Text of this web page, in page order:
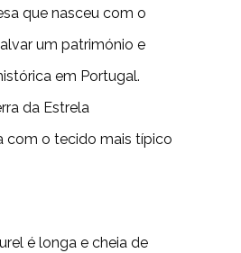
que nasceu com o
um património e
em Portugal.
da Estrela
com o tecido mais típico
é longa e cheia de